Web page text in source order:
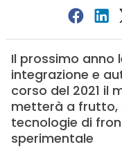
Il prossimo anno
integrazione e
corso del 2021 il
metterà a frutto,
tecnologie di
sperimentale